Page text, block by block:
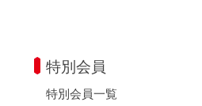
特別会員
特別会員一覧